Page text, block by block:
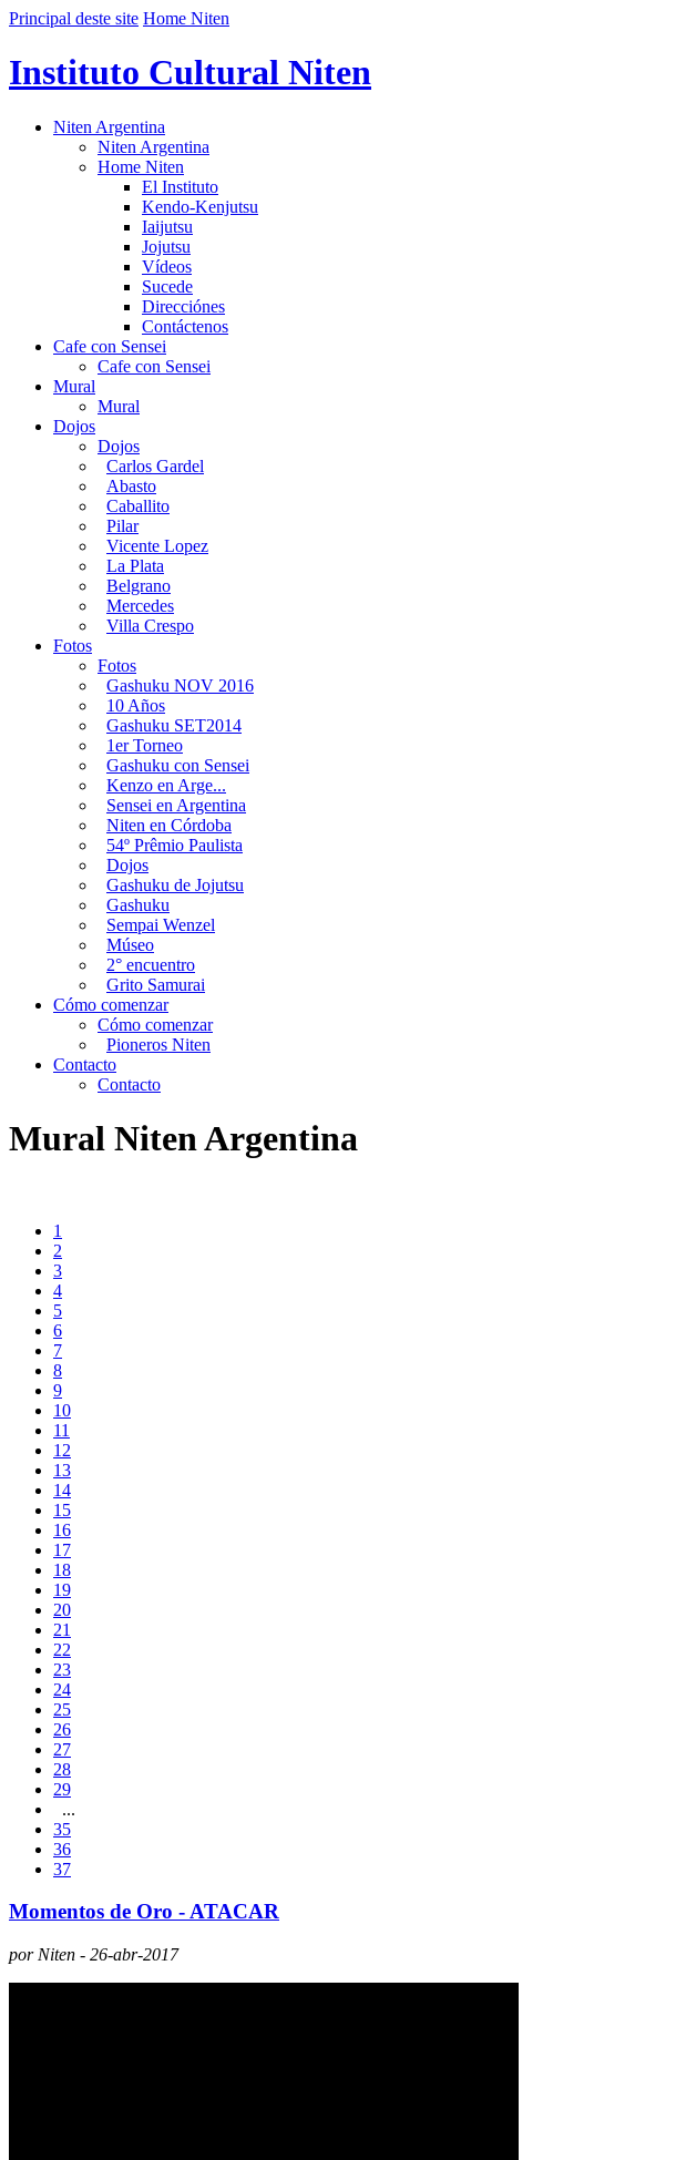
Principal deste site Home Niten
Instituto Cultural Niten
Niten Argentina
Niten Argentina
Home Niten
El Instituto
Kendo-Kenjutsu
Iaijutsu
Jojutsu
Vídeos
Sucede
Direcciónes
Contáctenos
Cafe con Sensei
Cafe con Sensei
Mural
Mural
Dojos
Dojos
Carlos Gardel
Abasto
Caballito
Pilar
Vicente Lopez
La Plata
Belgrano
Mercedes
Villa Crespo
Fotos
Fotos
Gashuku NOV 2016
10 Años
Gashuku SET2014
1er Torneo
Gashuku con Sensei
Kenzo en Arge...
Sensei en Argentina
Niten en Córdoba
54º Prêmio Paulista
Dojos
Gashuku de Jojutsu
Gashuku
Sempai Wenzel
Múseo
2° encuentro
Grito Samurai
Cómo comenzar
Cómo comenzar
Pioneros Niten
Contacto
Contacto
Mural Niten Argentina
1
2
3
4
5
6
7
8
9
10
11
12
13
14
15
16
17
18
19
20
21
22
23
24
25
26
27
28
29
...
35
36
37
Momentos de Oro - ATACAR
por Niten - 26-abr-2017